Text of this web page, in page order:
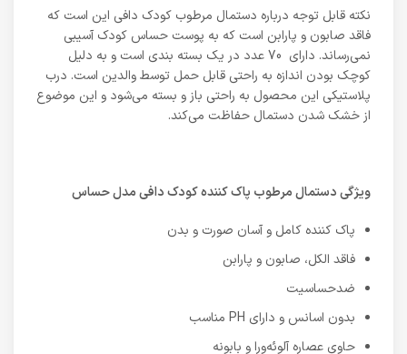
نکته قابل توجه درباره دستمال مرطوب کودک دافی این است که
فاقد صابون و پارابن است که به پوست حساس کودک آسیبی
نمی‌رساند. دارای 70 عدد در یک بسته بندی است و به دلیل
کوچک بودن اندازه به راحتی قابل حمل توسط والدین است. درب
پلاستیکی این محصول به راحتی باز و بسته می‌شود و این موضوع
از خشک شدن دستمال حفاظت می‌کند.
ویژگی دستمال مرطوب پاک کننده کودک دافی مدل حساس
پاک کننده کامل و آسان صورت و بدن
فاقد الکل، صابون و پارابن
ضدحساسیت
بدون اسانس و دارای PH مناسب
حاوی عصاره آلوئه‌ورا و بابونه